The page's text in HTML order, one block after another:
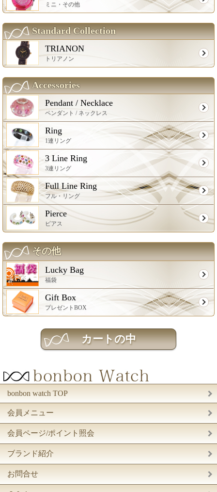
ミニ・その他
Standard Collection
TRIANON
トリアノン
Accessories
Pendant / Necklace
ペンダント / ネックレス
Ring
1連リング
3 Line Ring
3連リング
Full Line Ring
フル・リング
Pierce
ピアス
その他
Lucky Bag
福袋
Gift Box
プレゼントBOX
bonbon watch TOP
会員メニュー
会員ページ/ポイント照会
ブランド紹介
お問合せ